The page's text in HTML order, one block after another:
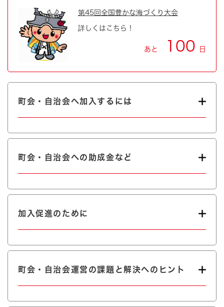
第45回全国豊かな海づくり大会
詳しくはこちら！
あと 100 日
町会・自治会へ加入するには
町会・自治会への助成金など
加入促進のために
町会・自治会運営の課題と解決へのヒント